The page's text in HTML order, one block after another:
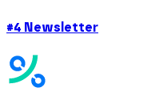
#4 Newsletter